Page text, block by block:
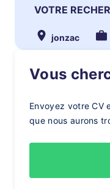
VOTRE
jonzac
Vous
Envoyez votre CV
que nous aurons